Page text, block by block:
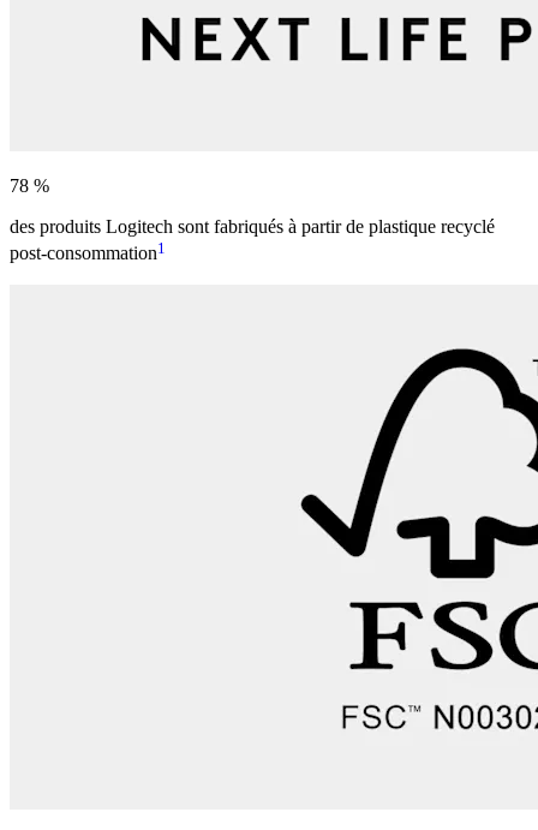
78 %
des produits Logitech sont fabriqués à partir de plastique recyclé
post-consommation1